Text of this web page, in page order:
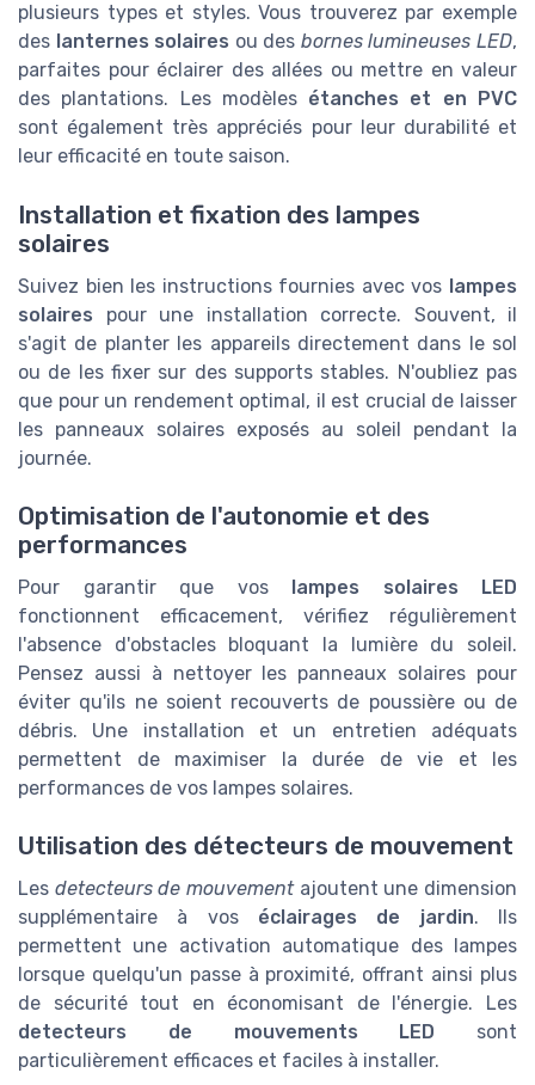
plusieurs types et styles. Vous trouverez par exemple
des lanternes solaires ou des bornes lumineuses LED,
parfaites pour éclairer des allées ou mettre en valeur
des plantations. Les modèles étanches et en PVC
sont également très appréciés pour leur durabilité et
leur efficacité en toute saison.
Installation et fixation des lampes
solaires
Suivez bien les instructions fournies avec vos lampes
solaires pour une installation correcte. Souvent, il
s'agit de planter les appareils directement dans le sol
ou de les fixer sur des supports stables. N'oubliez pas
que pour un rendement optimal, il est crucial de laisser
les panneaux solaires exposés au soleil pendant la
journée.
Optimisation de l'autonomie et des
performances
Pour garantir que vos lampes solaires LED
fonctionnent efficacement, vérifiez régulièrement
l'absence d'obstacles bloquant la lumière du soleil.
Pensez aussi à nettoyer les panneaux solaires pour
éviter qu'ils ne soient recouverts de poussière ou de
débris. Une installation et un entretien adéquats
permettent de maximiser la durée de vie et les
performances de vos lampes solaires.
Utilisation des détecteurs de mouvement
Les detecteurs de mouvementajoutent une dimension
supplémentaire à vos éclairages de jardin. Ils
permettent une activation automatique des lampes
lorsque quelqu'un passe à proximité, offrant ainsi plus
de sécurité tout en économisant de l'énergie. Les
detecteurs de mouvements LED sont
particulièrement efficaces et faciles à installer.